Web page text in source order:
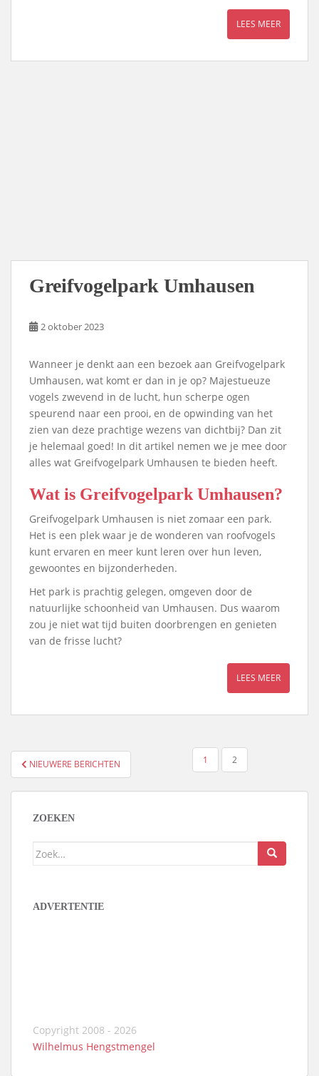
LEES MEER
Greifvogelpark Umhausen
2 oktober 2023
Wanneer je denkt aan een bezoek aan Greifvogelpark
Umhausen, wat komt er dan in je op? Majestueuze
vogels zwevend in de lucht, hun scherpe ogen
speurend naar een prooi, en de opwinding van het
zien van deze prachtige wezens van dichtbij? Dan zit
je helemaal goed! In dit artikel nemen we je mee door
alles wat Greifvogelpark Umhausen te bieden heeft.
Wat is Greifvogelpark Umhausen?
Greifvogelpark Umhausen is niet zomaar een park.
Het is een plek waar je de wonderen van roofvogels
kunt ervaren en meer kunt leren over hun leven,
gewoontes en bijzonderheden.
Het park is prachtig gelegen, omgeven door de
natuurlijke schoonheid van Umhausen. Dus waarom
zou je niet wat tijd buiten doorbrengen en genieten
van de frisse lucht?
LEES MEER
BERICHTEN
PAGINERING
NIEUWERE BERICHTEN 1 2
ZOEKEN
Zoek
ADVERTENTIE
Copyright 2008 - 2026
Wilhelmus Hengstmengel